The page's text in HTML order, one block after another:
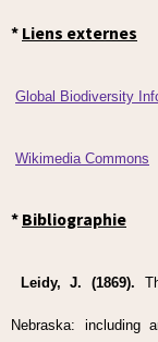
* Liens externes
Global Biodiversity
Wikimedia Commons
* Bibliographie
Leidy, J. (1869).
Nebraska: including